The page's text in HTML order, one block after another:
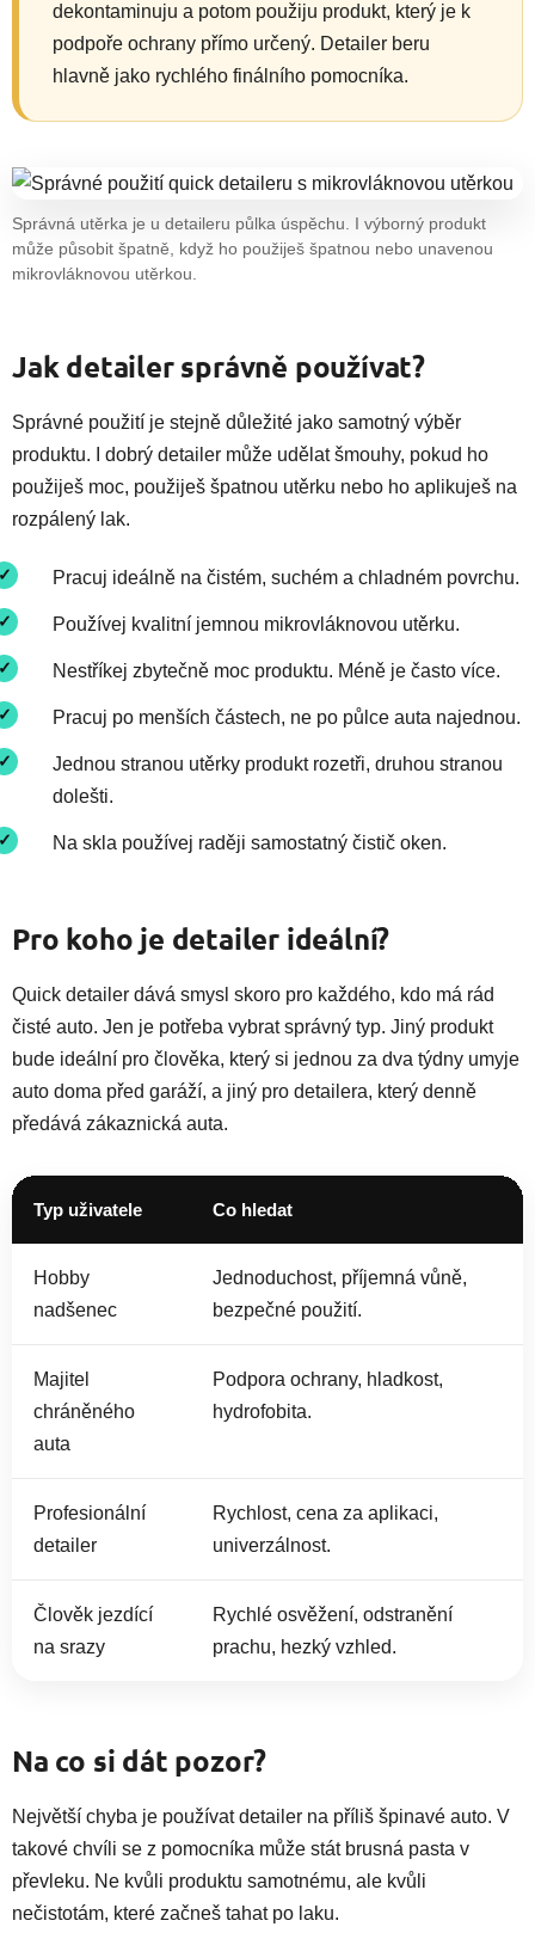
dekontaminuju a potom použiju produkt, který je k
podpoře ochrany přímo určený. Detailer beru
hlavně jako rychlého finálního pomocníka.
Správná utěrka je u detaileru půlka úspěchu. I výborný produkt
může působit špatně, když ho použiješ špatnou nebo unavenou
mikrovláknovou utěrkou.
Jak detailer správně používat?
Správné použití je stejně důležité jako samotný výběr
produktu. I dobrý detailer může udělat šmouhy, pokud ho
použiješ moc, použiješ špatnou utěrku nebo ho aplikuješ na
rozpálený lak.
Pracuj ideálně na čistém, suchém a chladném povrchu.
Používej kvalitní jemnou mikrovláknovou utěrku.
Nestříkej zbytečně moc produktu. Méně je často více.
Pracuj po menších částech, ne po půlce auta najednou.
Jednou stranou utěrky produkt rozetři, druhou stranou
dolešti.
Na skla používej raději samostatný čistič oken.
Pro koho je detailer ideální?
Quick detailer dává smysl skoro pro každého, kdo má rád
čisté auto. Jen je potřeba vybrat správný typ. Jiný produkt
bude ideální pro člověka, který si jednou za dva týdny umyje
auto doma před garáží, a jiný pro detailera, který denně
předává zákaznická auta.
Typ uživatele Co hledat
Hobby
nadšenec
Jednoduchost, příjemná vůně,
bezpečné použití.
Majitel
chráněného
auta
Podpora ochrany, hladkost,
hydrofobita.
Profesionální
detailer
Rychlost, cena za aplikaci,
univerzálnost.
Člověk jezdící
na srazy
Rychlé osvěžení, odstranění
prachu, hezký vzhled.
Na co si dát pozor?
Největší chyba je používat detailer na příliš špinavé auto. V
takové chvíli se z pomocníka může stát brusná pasta v
převleku. Ne kvůli produktu samotnému, ale kvůli
nečistotám, které začneš tahat po laku.